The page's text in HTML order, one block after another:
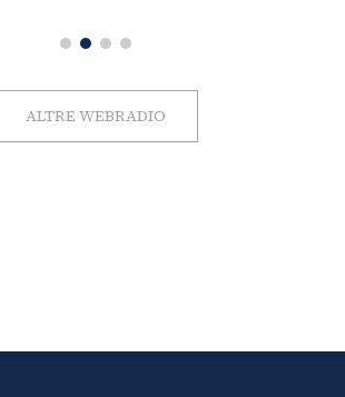
ALTRE WEBRADIO